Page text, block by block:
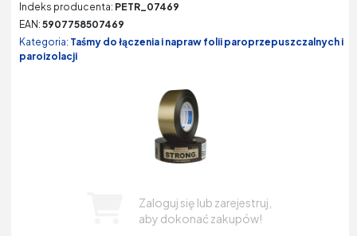
Indeks producenta: PETR_07469
EAN: 5907758507469
Kategoria: Taśmy do łączenia i napraw folii paroprzepuszczalnych i
paroizolacji
Zaloguj się lub zarejestruj,
aby dokonać zakupów!